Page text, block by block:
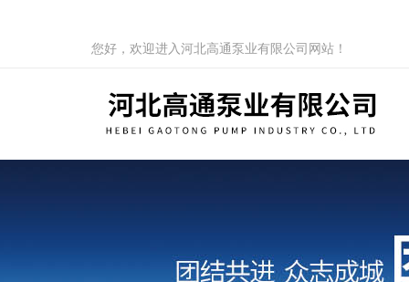
您好，欢迎进入河北高通泵业有限公司网站！